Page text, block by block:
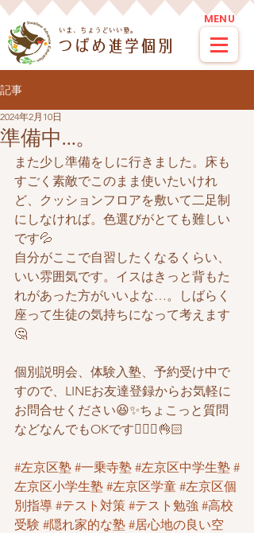
MENU
つばめ進学個別
​いま、ちょうどいい塾。
記事
準備中…。
2024年2月10日
また少し準備をしに行きました。床も
すごく素敵でこのまま使いたいけれ
ど、クッションフロアを敷いて二足制
にしなければ。色選びがとても難しい
です💦
自分がここで自習したくなるくらい、
いい雰囲気です。イスはきっと背もた
れがあった方がいいよな…。しばらく
座って生徒の気持ちになって考えます
🤔
個別説明会、体験入塾、予約受け中で
すので、LINEお友達登録からお気軽に
お問合せください😆✨ちょこっと質問
などなんでもOKです🙆🏻‍♂️👌🏻
#左京区塾 #一乗寺塾 #左京区中学生塾 #
左京区小学生塾 #左京区学童 #左京区個
別指導 #テスト対策 #テスト勉強 #高校
受験 #隠れ家的な塾 #居心地の良い空